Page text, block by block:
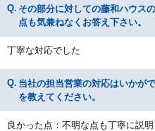
その部分に対しての藤和ハウス
点も気兼ねなくお答え下さい。
丁寧な対応でした
当社の担当営業の対応はいかが
を教えてください。
良かった点：不明な点も丁寧に説